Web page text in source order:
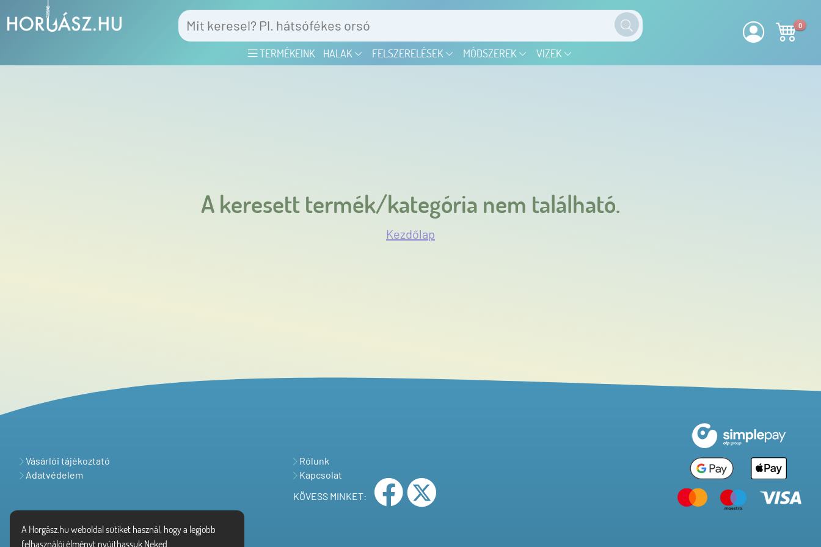
A Horgász.hu weboldal sütiket használ, hogy a legjobb
felhasználói élményt nyújthassuk Neked.
TERMÉKEINK HALAK FELSZERELÉSEK MÓDSZEREK VIZEK
0
A keresett termék/kategória nem található.
Kezdőlap
Vásárlói tájékoztató
Adatvédelem
Rólunk
Kapcsolat
KÖVESS MINKET: